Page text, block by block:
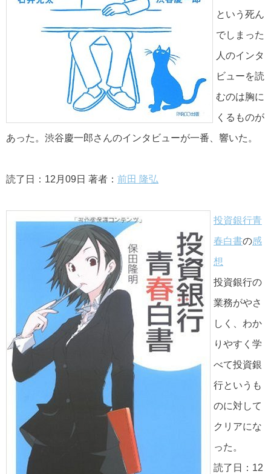
という死ん
でしまった
人のインタ
ビューを読
むのは胸に
くるものが
あった。渋谷慶一郎さんのインタビューが一番、響いた。
読了日：12月09日 著者： 前田 隆弘
投資銀行青
春白書の感
想
投資銀行の
業務がやさ
しく、わか
りやすく学
べて投資銀
行というも
のに対して
クリアにな
った。
読了日：12